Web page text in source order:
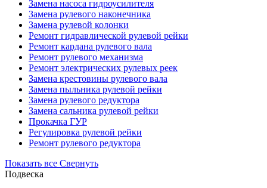
Замена насоса гидроусилителя
Замена рулевого наконечника
Замена рулевой колонки
Ремонт гидравлической рулевой рейки
Ремонт кардана рулевого вала
Ремонт рулевого механизма
Ремонт электрических рулевых реек
Замена крестовины рулевого вала
Замена пыльника рулевой рейки
Замена рулевого редуктора
Замена сальника рулевой рейки
Прокачка ГУР
Регулировка рулевой рейки
Ремонт рулевого редуктора
Показать все Свернуть
Подвеска